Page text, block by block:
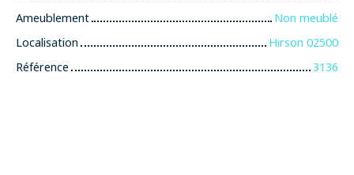
Ameublement
Non meublé
Localisation
Hirson 02500
Référence
3136